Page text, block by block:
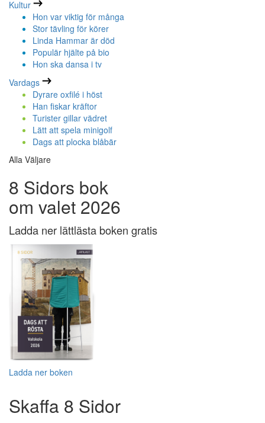
Kultur
Hon var viktig för många
Stor tävling för körer
Linda Hammar är död
Populär hjälte på bio
Hon ska dansa i tv
Vardags
Dyrare oxfilé i höst
Han fiskar kräftor
Turister gillar vädret
Lätt att spela minigolf
Dags att plocka blåbär
Alla Väljare
8 Sidors bok
om valet 2026
Ladda ner lättlästa boken gratis
Ladda ner boken
Skaffa 8 Sidor